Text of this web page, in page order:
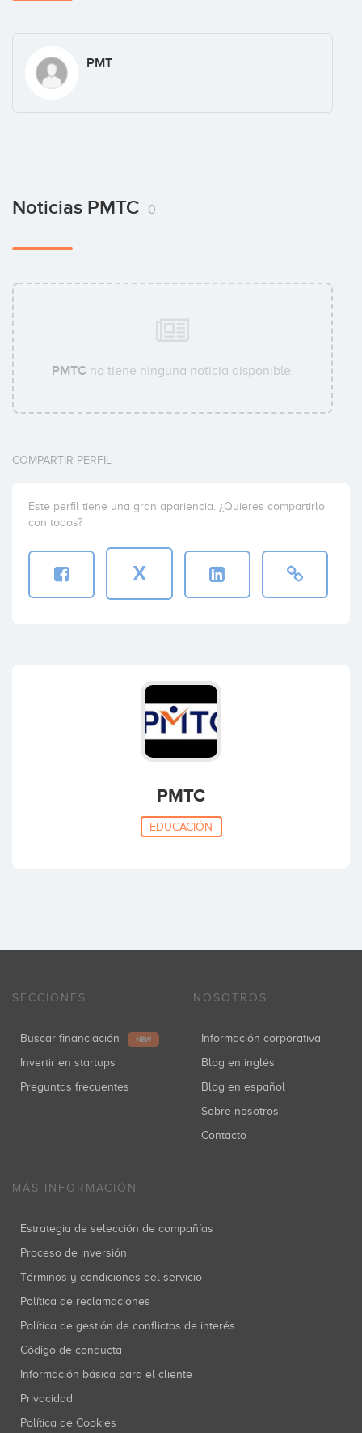
PMT
Noticias PMTC 0
PMTC no tiene ninguna noticia disponible.
COMPARTIR PERFIL
Este perfil tiene una gran apariencia. ¿Quieres compartirlo
con todos?
X
PMTC
EDUCACIÓN
SECCIONES
Buscar financiación NEW
Invertir en startups
Preguntas frecuentes
NOSOTROS
Información corporativa
Blog en inglés
Blog en español
Sobre nosotros
Contacto
MÁS INFORMACIÓN
Estrategia de selección de compañías
Proceso de inversión
Términos y condiciones del servicio
Política de reclamaciones
Política de gestión de conflictos de interés
Código de conducta
Información básica para el cliente
Privacidad
Política de Cookies